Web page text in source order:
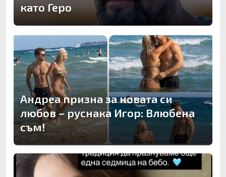
като Геро
Андреа призна за новата си
любов – руснака Игор: Влюбена
съм!